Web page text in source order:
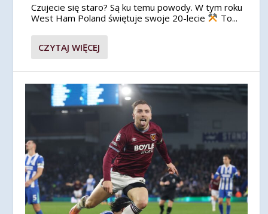
Czujecie się staro? Są ku temu powody. W tym roku
West Ham Poland świętuje swoje 20-lecie
To...
CZYTAJ WIĘCEJ